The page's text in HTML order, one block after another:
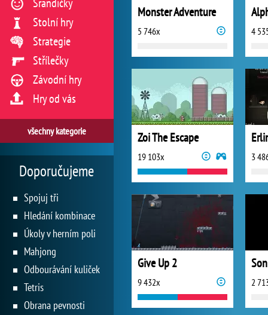
Monster Adventure
5 746x 4
Zoi The Escape
19 103x 3
Give Up 2
9 432x 2
Stolní hry
Strategie
Střílečky
Závodní hry
Hry od vás
všechny kategorie
Doporučujeme
Spojuj tři
Hledání kombinace
Úkoly v herním poli
Mahjong
Odbourávání kuliček
Tetris
Obrana pevnosti